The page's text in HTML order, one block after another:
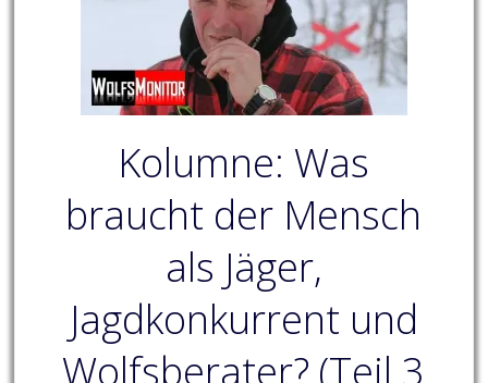
Kolumne: Was
braucht der Mensch
als Jäger,
Jagdkonkurrent und
Wolfsberater? (Teil 3